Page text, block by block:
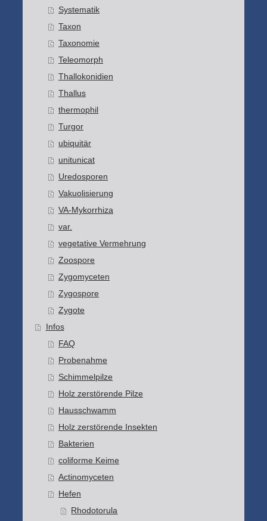
Systematik
Taxon
Taxonomie
Teleomorph
Thallokonidien
Thallus
thermophil
Turgor
ubiquitär
unitunicat
Uredosporen
Vakuolisierung
VA-Mykorrhiza
var.
vegetative Vermehrung
Zoospore
Zygomyceten
Zygospore
Zygote
Infos
FAQ
Probenahme
Schimmelpilze
Holz zerstörende Pilze
Hausschwamm
Holz zerstörende Insekten
Bakterien
coliforme Keime
Actinomyceten
Hefen
Rhodotorula